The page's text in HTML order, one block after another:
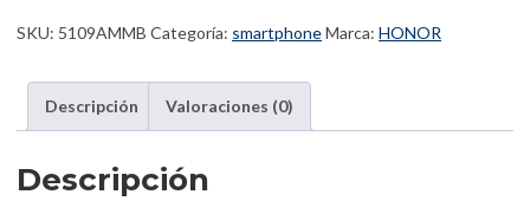
SKU: 5109AMMB Categoría: smartphoneMarca: HONOR
Descripción Valoraciones (0)
Descripción